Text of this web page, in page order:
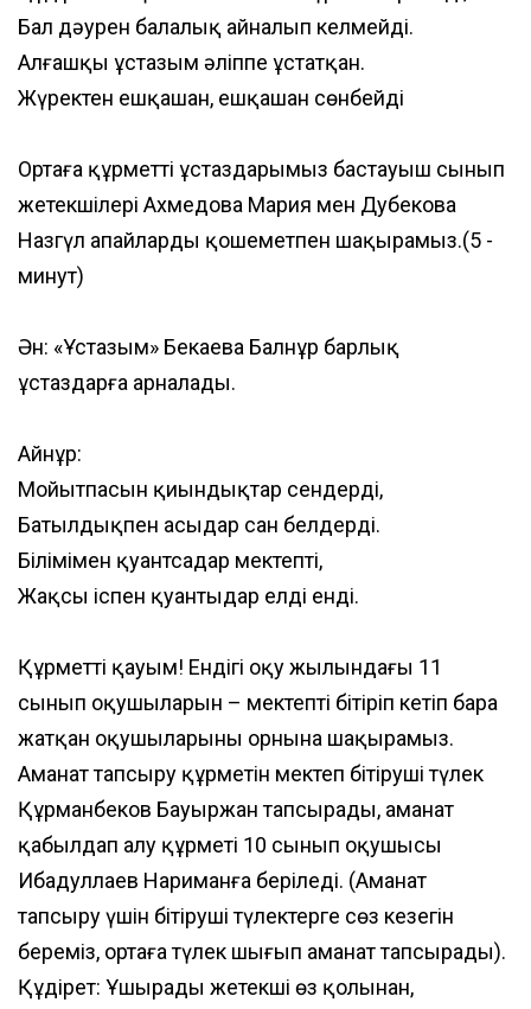
Бал дәурен балалық айналып келмейді.
Алғашқы ұстазым әліппе ұстатқан.
Жүректен ешқашан, ешқашан сөнбейді
Ортаға құрметті ұстаздарымыз бастауыш сынып
жетекшілері Ахмедова Мария мен Дубекова
Назгүл апайларды қошеметпен шақырамыз.(5 -
минут)
Ән: «Ұстазым» Бекаева Балнұр барлық
ұстаздарға арналады.
Айнұр:
Мойытпасын қиындықтар сендерді,
Батылдықпен асыңдар сан белдерді.
Біліміңмен қуантсаңдар мектепті,
Жақсы іспен қуантыңдар елді енді.
Құрметті қауым! Ендігі оқу жылындағы 11
сынып оқушыларын – мектепті бітіріп кетіп бара
жатқан оқушыларының орнына шақырамыз.
Аманат тапсыру құрметін мектеп бітіруші түлек
Құрманбеков Бауыржан тапсырады, аманат
қабылдап алу құрметі 10 сынып оқушысы
Ибадуллаев Нариманға беріледі. (Аманат
тапсыру үшін бітіруші түлектерге сөз кезегін
береміз, ортаға түлек шығып аманат тапсырады).
Құдірет: Ұшырады жетекшің өз қолынан,